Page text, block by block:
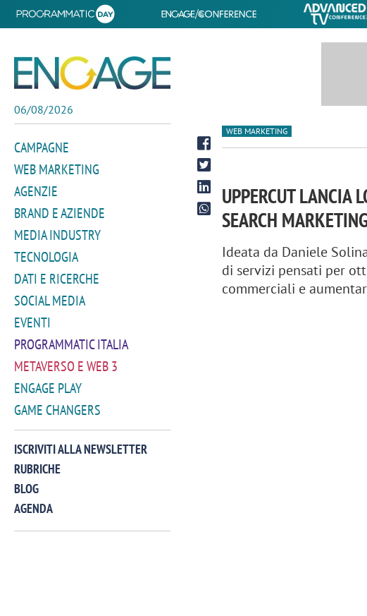
06/08/2026
CAMPAGNE
WEB MARKETING
AGENZIE
BRAND E AZIENDE
MEDIA INDUSTRY
TECNOLOGIA
DATI E RICERCHE
SOCIAL MEDIA
EVENTI
PROGRAMMATIC ITALIA
METAVERSO E WEB 3
ENGAGE PLAY
GAME CHANGERS
ISCRIVITI ALLA NEWSLETTER
RUBRICHE
BLOG
AGENDA
WEB MARKETING
UPPERCUT LANCIA
SEARCH
Ideata da Daniele
di servizi pensati per
commerciali e